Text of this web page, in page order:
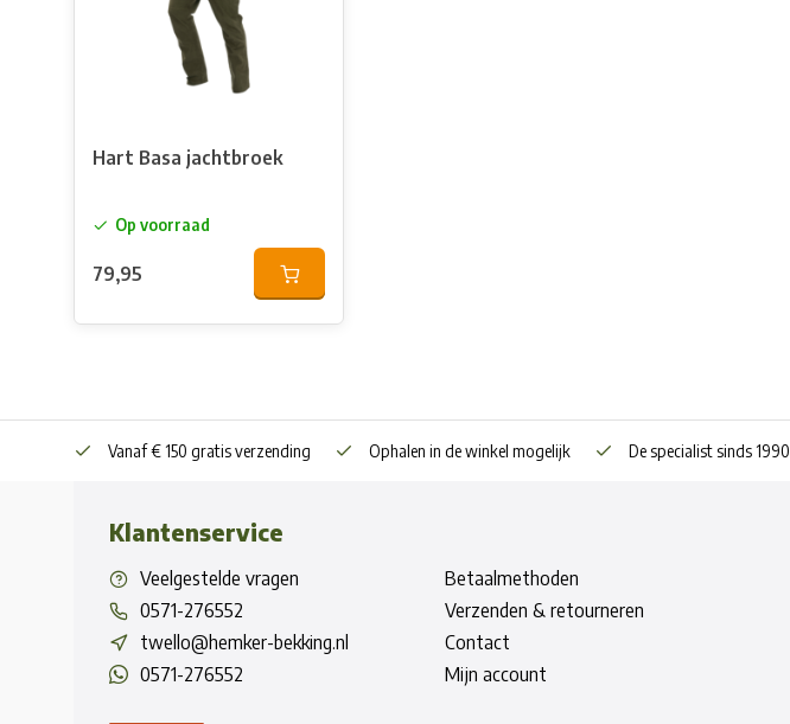
Hart Basa jachtbroek
Op voorraad
79,95
Vanaf € 150 gratis verzending Ophalen in de winkel mogelijk De specialist sinds 1990
Klantenservice
Veelgestelde vragen
0571-276552
twello@hemker-bekking.nl
0571-276552
Betaalmethoden
Verzenden & retourneren
Contact
Mijn account